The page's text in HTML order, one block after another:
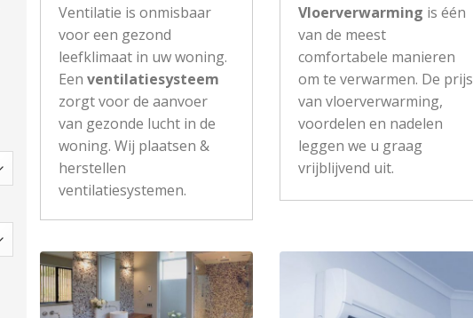
Ventilatie is onmisbaar
voor een gezond
leefklimaat in uw woning.
Een ventilatiesysteem
zorgt voor de aanvoer
van gezonde lucht in de
woning. Wij plaatsen &
herstellen
ventilatiesystemen.
Vloerverwarming is één
van de meest
comfortabele manieren
om te verwarmen. De prijs
van vloerverwarming,
voordelen en nadelen
leggen we u graag
vrijblijvend uit.